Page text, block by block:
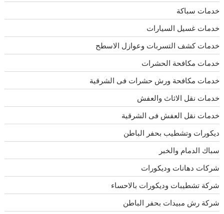
خدمات سباكة
خدمات غسيل السيارات
خدمات كشف التسربات وعوازل الاسطح
خدمات مكافحة الحشرات
خدمات مكافحة ورش حشرات فى الشرقية
خدمات نقل الاثاث والعفش
خدمات نقل العفش فى الشرقية
ديكورات وتشطيب بحفر الباطن
سباك الدمام والخبر
شركات دهانات وديكورات
شركة تشطيبات وديكورات بالاحساء
شركة رش مبيدات بحفر الباطن